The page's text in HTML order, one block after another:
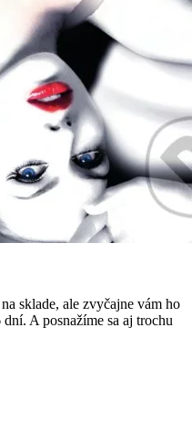
sklade, ale zvyčajne vám ho
A posnažíme sa aj trochu